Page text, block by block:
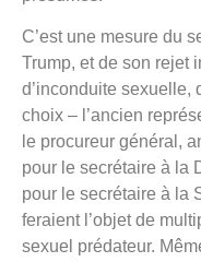
C’est une mesure du
Trump, et de son rejet
d’inconduite sexuelle,
choix – l’ancien
le procureur général,
pour le secrétaire à la
pour le secrétaire à la
feraient l’objet de
sexuel prédateur.